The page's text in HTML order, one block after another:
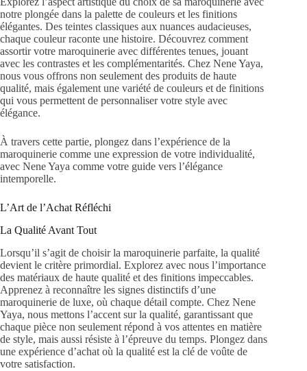
notre plongée dans la palette de couleurs et les finitions
élégantes. Des teintes classiques aux nuances audacieuses,
chaque couleur raconte une histoire. Découvrez comment
assortir votre maroquinerie avec différentes tenues, jouant
avec les contrastes et les complémentarités. Chez Nene Yaya,
nous vous offrons non seulement des produits de haute
qualité, mais également une variété de couleurs et de finitions
qui vous permettent de personnaliser votre style avec
élégance.
À travers cette partie, plongez dans l’expérience de la
maroquinerie comme une expression de votre individualité,
avec Nene Yaya comme votre guide vers l’élégance
intemporelle.
L’Art de l’Achat Réfléchi
La Qualité Avant Tout
Lorsqu’il s’agit de choisir la maroquinerie parfaite, la qualité
devient le critère primordial. Explorez avec nous l’importance
des matériaux de haute qualité et des finitions impeccables.
Apprenez à reconnaître les signes distinctifs d’une
maroquinerie de luxe, où chaque détail compte. Chez Nene
Yaya, nous mettons l’accent sur la qualité, garantissant que
chaque pièce non seulement répond à vos attentes en matière
de style, mais aussi résiste à l’épreuve du temps. Plongez dans
une expérience d’achat où la qualité est la clé de voûte de
votre satisfaction.